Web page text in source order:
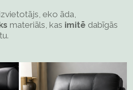
eko āda,
materiāls, kas imitē dabīgās